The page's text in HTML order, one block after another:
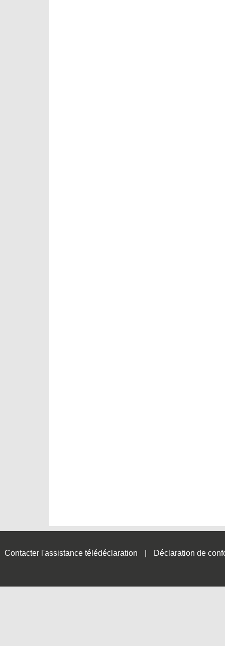
Contacter l'assistance télédéclaration Déclaration de